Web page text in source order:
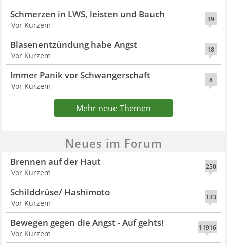
39
Schmerzen in LWS, leisten und Bauch
Vor Kurzem
18
Blasenentzündung habe Angst
Vor Kurzem
8
Immer Panik vor Schwangerschaft
Vor Kurzem
Mehr neue Themen
Neues im Forum
250
Brennen auf der Haut
Vor Kurzem
133
Schilddrüse/ Hashimoto
Vor Kurzem
11916
Bewegen gegen die Angst - Auf gehts!
Vor Kurzem